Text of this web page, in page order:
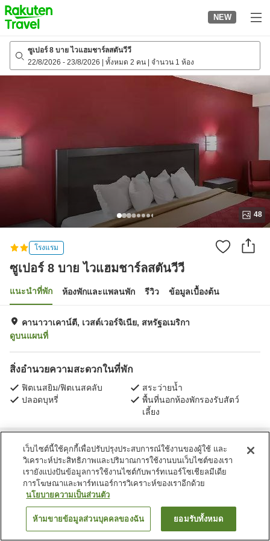
to
top
page
NEW
ซูเปอร์ 8 บาย ไวแฮมชาร์ลสตันวีวี
22/8/2026 - 23/8/2026 ทั้งหมด 2 คน จำนวน 1 ห้อง
48
โรงแรม
ซูเปอร์ 8 บาย ไวแฮมชาร์ลสตันวีวี
แนะนำที่พัก ห้องพักและแพลนพัก รีวิว ข้อมูลเบื้องต้น
คานาวาเคาน์ตี, เวสต์เวอร์จิเนีย, สหรัฐอเมริกา
ดูบนแผนที่
สิ่งอำนวยความสะดวกในที่พัก
ฟิตเนสยิม/ฟิตเนสคลับ
สระว่ายน้ำ
ปลอดบุหรี่
พื้นที่นอกห้องพักรองรับสัตว์
เลี้ยง
หน้าแรก สหรัฐอเมริกา
ซูเปอร์ 8 บาย ไวแฮมชาร์ลสตันวีวี
ค้นหาห้องพัก
เว็บไซต์นี้ใช้คุกกี้เพื่อปรับปรุงประสบการณ์ใช้งานของผู้ใช้ และ
วิเคราะห์ประสิทธิภาพและปริมาณการใช้งานบนเว็บไซต์ของเรา
เรายังแบ่งปันข้อมูลการใช้งานไซต์กับพาร์ทเนอร์โซเชียลมีเดีย
การโฆษณาและพาร์ทเนอร์การวิเคราะห์ของเราอีกด้วย
นโยบายความเป็นส่วนตัว
ห้ามขายข้อมูลส่วนบุคคลของฉัน ยอมรับทั้งหมด